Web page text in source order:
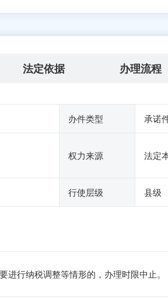
法定依据 办理流程
办件类型 承诺
权力来源 法定
行使层级 县级
行纳税调整等情形的，办理时限中止。